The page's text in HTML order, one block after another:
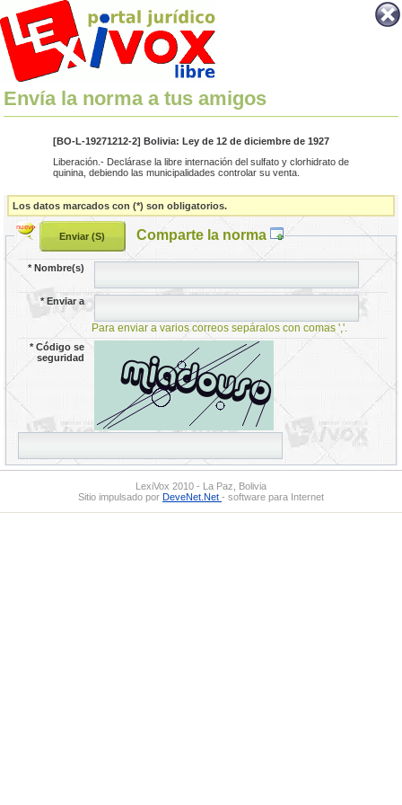
Envía la norma a tus amigos
[BO-L-19271212-2] Bolivia: Ley de 12 de diciembre de 1927
Liberación.- Declárase la libre internación del sulfato y clorhidrato de
quinina, debiendo las municipalidades controlar su venta.
Los datos marcados con (*) son obligatorios.
Comparte la norma
*Nombre(s)
*Enviar a
Para enviar a varios correos sepáralos con comas ','.
*Código se
seguridad
LexiVox 2010 - La Paz, Bolivia
Sitio impulsado por DeveNet.Net - software para Internet